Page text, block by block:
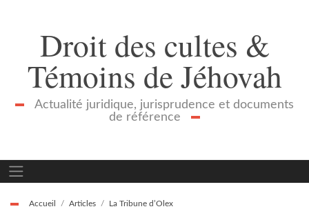
Droit des cultes &
Témoins de Jéhovah
Actualité juridique, jurisprudence et documents
de référence
Accueil Articles
La Tribune d’Olex